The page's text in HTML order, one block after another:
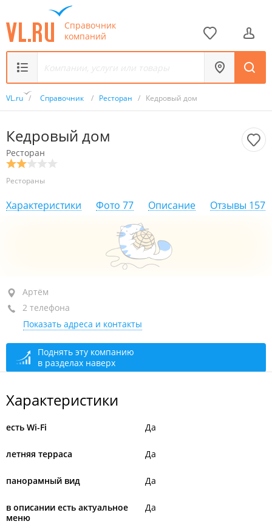
Справочник
компаний
VL.ru / Справочник / Ресторан / Кедровый дом
Кедровый дом
Ресторан
Рестораны
Характеристики Фото 77 Описание Отзывы 157
Артём, ул. Западная 1-я, 28
+7 (423) 230-96-96
+7 914 068-11-80
закрыто, откроется в 11:00
Артём
2 телефона
Показать адреса и контакты
Поднять эту компанию
в разделах наверх
Характеристики
есть Wi-Fi Да
летняя терраса Да
панорамный вид Да
в описании есть актуальное
меню
Да